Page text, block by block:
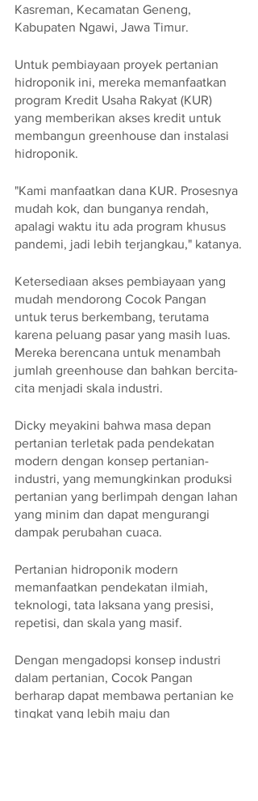
Kasreman, Kecamatan Geneng,
Kabupaten Ngawi, Jawa Timur.
Untuk pembiayaan proyek pertanian
hidroponik ini, mereka memanfaatkan
program Kredit Usaha Rakyat (KUR)
yang memberikan akses kredit untuk
membangun greenhouse dan instalasi
hidroponik.
"Kami manfaatkan dana KUR. Prosesnya
mudah kok, dan bunganya rendah,
apalagi waktu itu ada program khusus
pandemi, jadi lebih terjangkau," katanya.
Ketersediaan akses pembiayaan yang
mudah mendorong Cocok Pangan
untuk terus berkembang, terutama
karena peluang pasar yang masih luas.
Mereka berencana untuk menambah
jumlah greenhouse dan bahkan bercita-
cita menjadi skala industri.
Dicky meyakini bahwa masa depan
pertanian terletak pada pendekatan
modern dengan konsep pertanian-
industri, yang memungkinkan produksi
pertanian yang berlimpah dengan lahan
yang minim dan dapat mengurangi
dampak perubahan cuaca.
Pertanian hidroponik modern
memanfaatkan pendekatan ilmiah,
teknologi, tata laksana yang presisi,
repetisi, dan skala yang masif.
Dengan mengadopsi konsep industri
dalam pertanian, Cocok Pangan
berharap dapat membawa pertanian ke
tingkat yang lebih maju dan